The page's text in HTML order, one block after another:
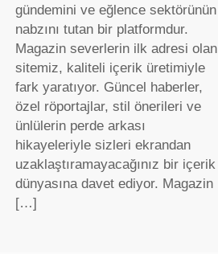
gündemini ve eğlence sektörünün
nabzını tutan bir platformdur.
Magazin severlerin ilk adresi olan
sitemiz, kaliteli içerik üretimiyle
fark yaratıyor. Güncel haberler,
özel röportajlar, stil önerileri ve
ünlülerin perde arkası
hikayeleriyle sizleri ekrandan
uzaklaştıramayacağınız bir içerik
dünyasına davet ediyor. Magazin
[…]